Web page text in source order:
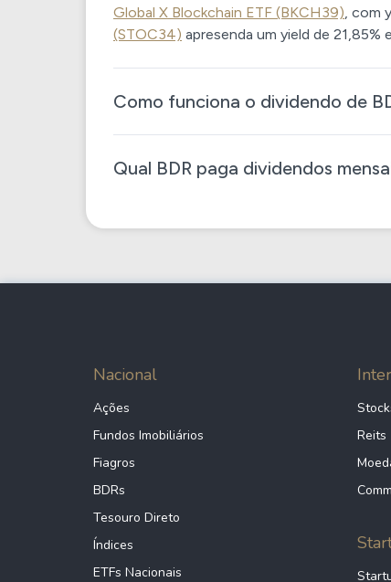
Global X Blockchain ETF (BKCH39) , com
(STOC34) apresenda um yield de
Como funciona o dividendo de
Qual BDR paga dividendos
Nacional
Ações
Fundos Imobiliários
Fiagros
BDRs
Tesouro Direto
Índices
ETFs Nacionais
Reits